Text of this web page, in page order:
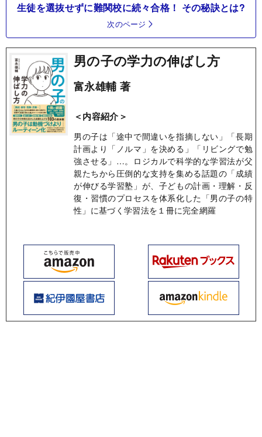
生徒を選抜せずに難関校に続々合格！ その秘訣とは?
次のページ
男の子の学力の伸ばし方
富永雄輔 著
＜内容紹介＞
男の子は「途中で間違いを指摘しない」「長期
計画より「ノルマ」を決める」「リビングで勉
強させる」…。ロジカルで科学的な学習法が父
親たちから圧倒的な支持を集める話題の「成績
が伸びる学習塾」が、子どもの計画・理解・反
復・習慣のプロセスを体系化した「男の子の特
性」に基づく学習法を１冊に完全網羅